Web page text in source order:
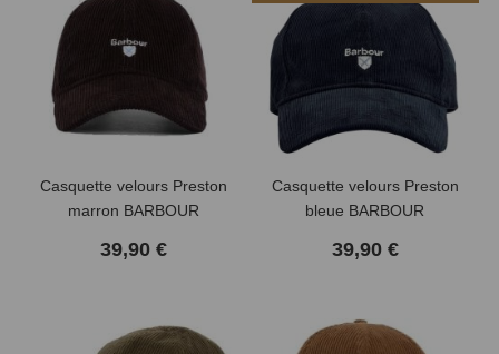
Casquette velours Preston
marron BARBOUR
39,90 €
Casquette velours Preston
bleue BARBOUR
39,90 €